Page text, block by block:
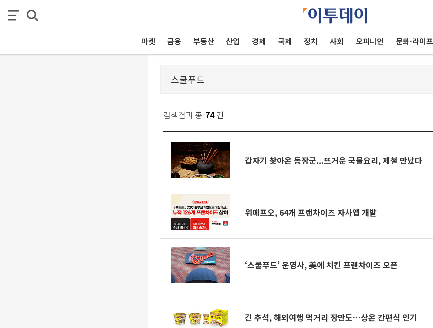
마켓 금융 부동산 산업 경제 국제 정치 사회 오피니언 문화·라이프
검색결과 총 74 건
갑자기 찾아온 동장군...뜨거운 국물요리, 제철 만났다
위메프오, 64개 프랜차이즈 자사앱 개발
‘스쿨푸드’ 운영사, 美에 치킨 프랜차이즈 오픈
긴 추석, 해외여행 먹거리 장만도…상온 간편식 인기